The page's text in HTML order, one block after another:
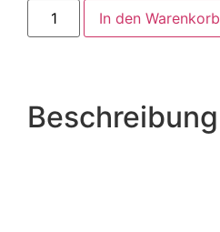
In den Warenkorb
Beschreibung